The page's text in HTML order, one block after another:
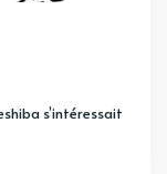
s’intéressait